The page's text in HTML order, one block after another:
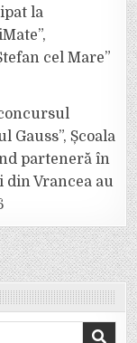
la
cel Mare”
Școala
parteneră în
Vrancea au